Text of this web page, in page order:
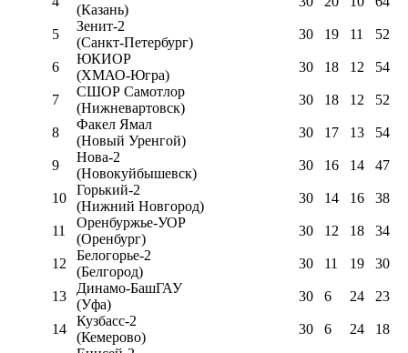
(Казань)
5
Зенит-2
(Санкт-Петербург)
30 19 11 52
6
ЮКИОР
(ХМАО-Югра)
30 18 12 54
7
СШОР Самотлор
(Нижневартовск)
30 18 12 52
8
Факел Ямал
(Новый Уренгой)
30 17 13 54
9
Нова-2
(Новокуйбышевск)
30 16 14 47
10
Горький-2
(Нижний Новгород)
30 14 16 38
11
Оренбуржье-УОР
(Оренбург)
30 12 18 34
12
Белогорье-2
(Белгород)
30 11 19 30
13
Динамо-БашГАУ
(Уфа)
30 6 24 23
14
Кузбасс-2
(Кемерово)
30 6 24 18